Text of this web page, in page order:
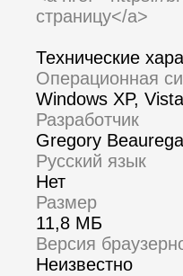
страницу</a>
Технические
Операционная
Windows XP,
Разработчик
Gregory
Русский язык
Нет
Размер
11,8 МБ
Версия
Неизвестно